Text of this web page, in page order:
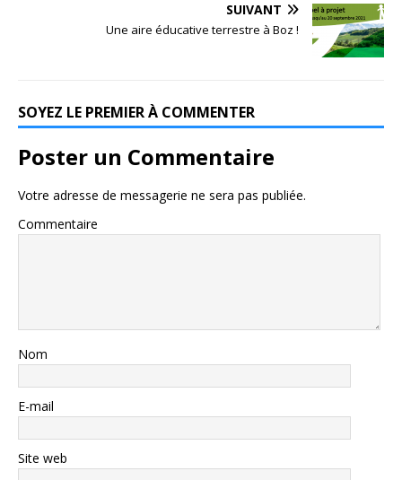
SUIVANT
Une aire éducative terrestre à Boz !
SOYEZ LE PREMIER À COMMENTER
Poster un Commentaire
Votre adresse de messagerie ne sera pas publiée.
Commentaire
Nom
E-mail
Site web